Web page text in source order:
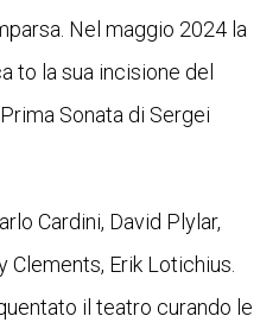
Nel maggio 2024 la
to la sua incisione del
Sonata di Sergei
Cardini, David Plylar,
Erik Lotichius.
il teatro curando le